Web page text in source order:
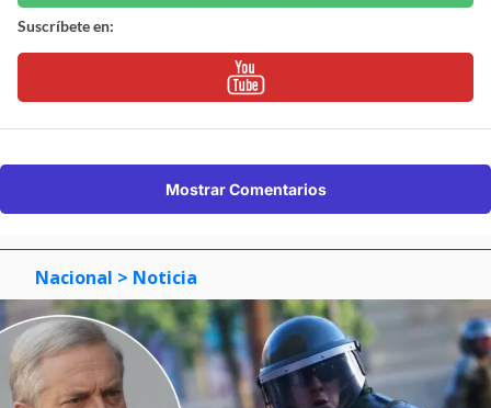
Suscríbete en:
Mostrar Comentarios
Nacional > Noticia